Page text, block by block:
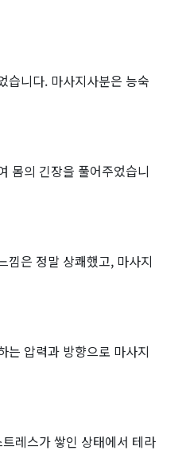
습니다. 마사지사분은 능숙
몸의 긴장을 풀어주었습니
낌은 정말 상쾌했고, 마사지
는 압력과 방향으로 마사지
레스가 쌓인 상태에서 테라